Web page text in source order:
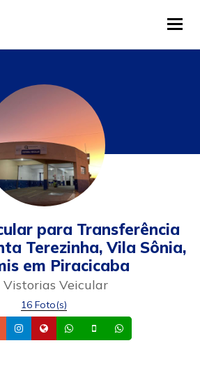
para Transferência
Terezinha, Vila Sônia,
em Piracicaba
Vistorias Veicular
16 Foto(s)
TelefoneInstagram
Site WhatsappCelular